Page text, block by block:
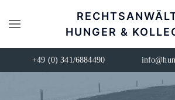
HUNGER &
+49 (0) 341/6884490